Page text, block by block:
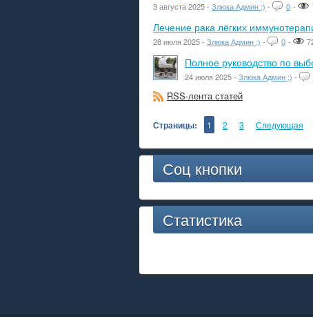
3 августа 2025 - Злюка Админ ;) - 0 -
Лечение рака лёгких
28 июля 2025 - Злюка Админ ;) - 0 -
Полное руководство по
24 июля 2025 - Злюка Админ ;) -
RSS-лента статей
Страницы: 1 2 3 Следующая
Соц кнопки
Статистика